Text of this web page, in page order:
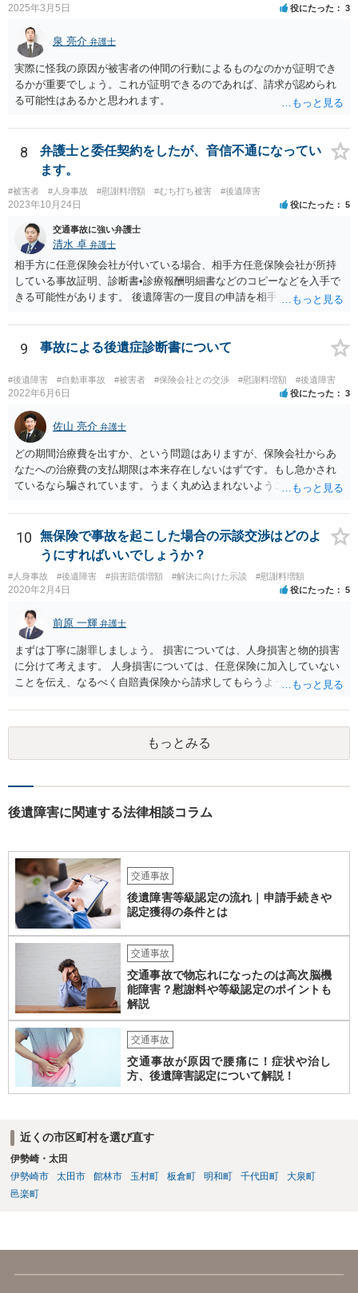
2025年3月5日 役にたった 3
泉 亮介 弁護士
実際に怪我の原因が被害者の仲間の行動によるものなのかが証明でき
るかが重要でしょう。これが証明できるのであれば、請求が認められ
る可能性はあるかと思われます。
8
弁護士と委任契約をしたが、音信不通になってい
ます。
#被害者 #人身事故 #慰謝料増額 #むち打ち被害 #後遺障害
2023年10月24日 役にたった 5
交通事故に強い弁護士
清水 卓 弁護士
相手方に任意保険会社が付いている場合、相手方任意保険会社が所持
している事故証明、診断書•診療報酬明細書などのコピーなどを入手で
きる可能性があります。 後遺障害の一度目の申請を相手方任意保険会
果と認定理由書も相手方任意保険会社から入手できる可能性がありま
す。 これらが難しくても、通院していた病院のカルテを取り付けるこ
と等で代替が可能な場合もあります。 事故からどの程度期間が経過し
ているがが定かではありませんが、昨年４月から既に１年半年程度経
過しており、時効なども意識しながら対応をしておきたいところで
す。 待っていても事態が打開しない可能性もあるため、依頼の対応が
可能な弁護士に個別に問い合わせ、上記の方法等を参考に進め方を相
談してみるのが望ましいかもしれません。
9 事故による後遺症診断書について
#後遺障害 #自動車事故 #被害者 #保険会社との交渉 #慰謝料増額 #後遺障害
2022年6月6日 役にたった 3
佐山 亮介 弁護士
どの期間治療費を出すか、という問題はありますが、保険会社からあ
なたへの治療費の支払期限は本来存在しないはずです。もし急かされ
ているなら騙されています。うまく丸め込まれないようご注意下さ
せんが、受診したならば提出すべきです。
10
無保険で事故を起こした場合の示談交渉はどのよ
うにすればいいでしょうか？
#人身事故 #後遺障害 #損害賠償増額 #解決に向けた示談 #慰謝料増額
2020年2月4日 役にたった 5
前原 一輝 弁護士
まずは丁寧に謝罪しましょう。 損害については、人身損害と物的損害
に分けて考えます。 人身損害については、任意保険に加入していない
ことを伝え、なるべく自賠責保険から請求してもらうようお願いして
願いしてください。 物的損害については、請求の根拠を精査する必要
があり、写真や見積書を送ってもらい、請求金額が正当化をちゃんと
チェックする必要があります。 相談者様の資力がどれだけあるのかは
分かりませんが、資力に応じた対応をして行くほかありません。 訴訟
ャラクターの問題もあるので、どうすればよいのかという正解はあり
合によっては交渉を任せた方がいいかもしれません。
もっとみる
後遺障害に関連する法律相談コラム
交通事故
後遺障害等級認定の流れ｜申請手続きや
認定獲得の条件とは
交通事故
交通事故で物忘れになったのは高次脳機
能障害？慰謝料や等級認定のポイントも
解説
交通事故
交通事故が原因で腰痛に！症状や治し
方、後遺障害認定について解説！
近くの市区町村を選び直す
伊勢崎・太田
伊勢崎市
太田市 館林市 玉村町 板倉町 明和町 千代田町
大泉町
邑楽町